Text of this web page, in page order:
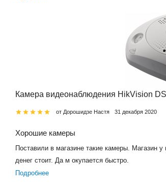
Камера видеонаблюдения HikVision
от Дорошидзе Настя 31 декабря 2020
Хорошие камеры
Поставили в магазине такие камеры. Магазин
денег стоит. Да м окупается быстро.
Подробнее